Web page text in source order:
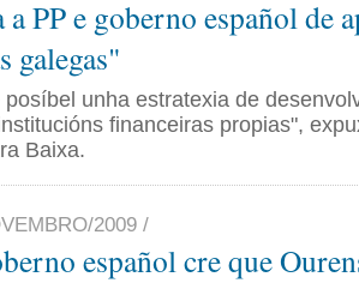
a PP e goberno español de
galegas"
unha estratexia de
financeiras propias",
Baixa.
2009 /
español cre que